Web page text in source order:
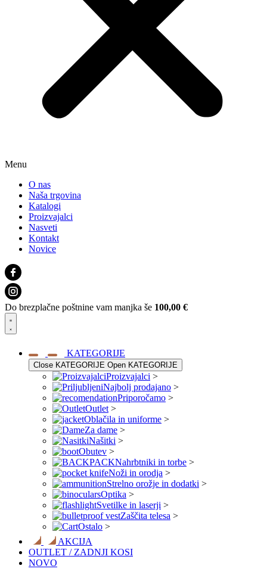
Menu
O nas
Naša trgovina
Katalogi
Proizvajalci
Nasveti
Kontakt
Novice
Do brezplačne poštnine vam manjka še 100,00 €
KATEGORIJE
Close KATEGORIJE Open KATEGORIJE
Proizvajalci >
Najbolj prodajano >
Priporočamo >
Outlet >
Oblačila in uniforme >
Za dame >
Našitki >
Obutev >
Nahrbtniki in torbe >
Noži in orodja >
Strelno orožje in dodatki >
Optika >
Svetilke in laserji >
Zaščita telesa >
Ostalo >
AKCIJA
OUTLET / ZADNJI KOSI
NOVO